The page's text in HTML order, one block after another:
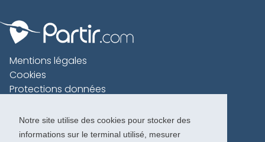
Notre site utilise des cookies pour stocker des
informations sur le terminal utilisé, mesurer
Mentions légales
Cookies
Protections données
Charte voyageur